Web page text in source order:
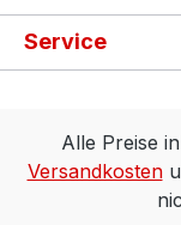
Service
Alle Preise
Versandkosten